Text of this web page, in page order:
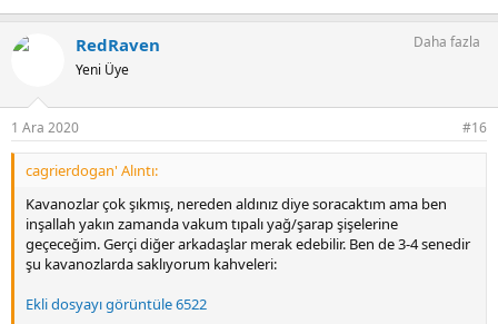
RedRaven
Yeni Üye
Daha fazla
1 Ara 2020 #16
cagrierdogan' Alıntı:
Kavanozlar çok şıkmış, nereden aldınız diye soracaktım ama ben
inşallah yakın zamanda vakum tıpalı yağ/şarap şişelerine
geçeceğim. Gerçi diğer arkadaşlar merak edebilir. Ben de 3-4 senedir
şu kavanozlarda saklıyorum kahveleri:
Ekli dosyayı görüntüle 6522